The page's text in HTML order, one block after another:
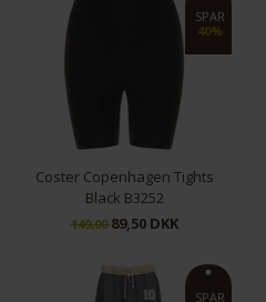
SPAR
40%
Coster Copenhagen Tights
Black B3252
149,0089,50 DKK
SPAR